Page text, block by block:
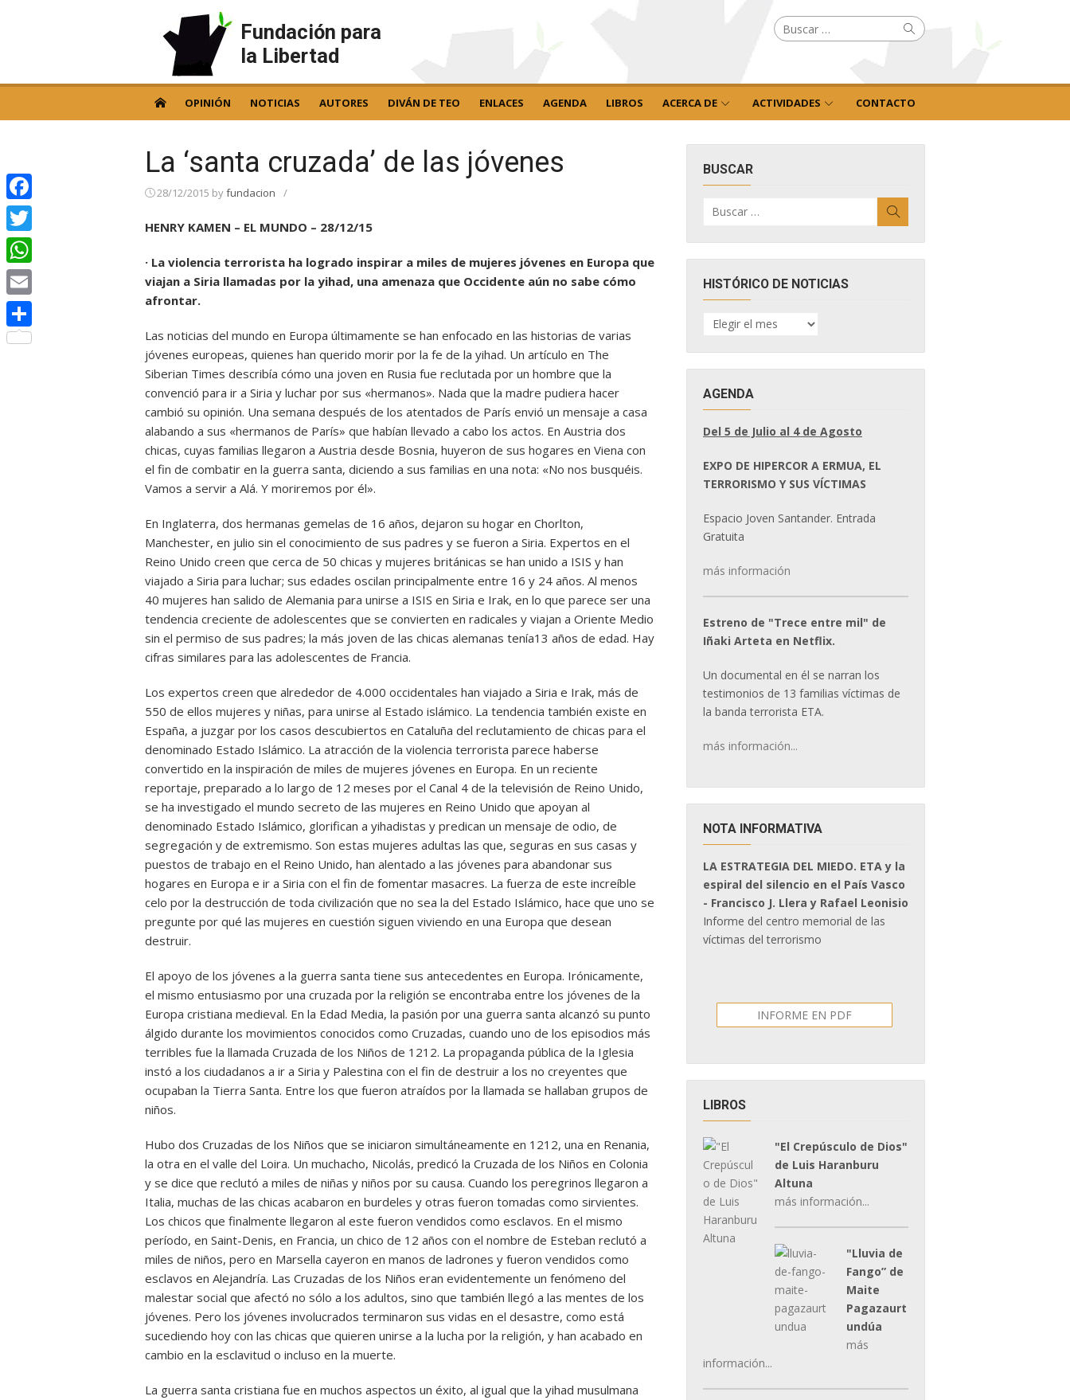
Fundación para
la Libertad
Buscar
por: Buscar
OPINIÓN NOTICIAS AUTORES DIVÁN DE TEO ENLACES AGENDA LIBROS ACERCA DE ACTIVIDADES CONTACTO
La ‘santa cruzada’ de las jóvenes
28/12/2015 byfundacion /
HENRY KAMEN – EL MUNDO – 28/12/15
· La violencia terrorista ha logrado inspirar a miles de mujeres jóvenes en Europa que
viajan a Siria llamadas por la yihad, una amenaza que Occidente aún no sabe cómo
afrontar.
Las noticias del mundo en Europa últimamente se han enfocado en las historias de varias
jóvenes europeas, quienes han querido morir por la fe de la yihad. Un artículo en The
Siberian Times describía cómo una joven en Rusia fue reclutada por un hombre que la
convenció para ir a Siria y luchar por sus «hermanos». Nada que la madre pudiera hacer
cambió su opinión. Una semana después de los atentados de París envió un mensaje a casa
alabando a sus «hermanos de París» que habían llevado a cabo los actos. En Austria dos
chicas, cuyas familias llegaron a Austria desde Bosnia, huyeron de sus hogares en Viena con
el fin de combatir en la guerra santa, diciendo a sus familias en una nota: «No nos busquéis.
Vamos a servir a Alá. Y moriremos por él».
En Inglaterra, dos hermanas gemelas de 16 años, dejaron su hogar en Chorlton,
Manchester, en julio sin el conocimiento de sus padres y se fueron a Siria. Expertos en el
Reino Unido creen que cerca de 50 chicas y mujeres británicas se han unido a ISIS y han
viajado a Siria para luchar; sus edades oscilan principalmente entre 16 y 24 años. Al menos
40 mujeres han salido de Alemania para unirse a ISIS en Siria e Irak, en lo que parece ser una
tendencia creciente de adolescentes que se convierten en radicales y viajan a Oriente Medio
sin el permiso de sus padres; la más joven de las chicas alemanas tenía13 años de edad. Hay
cifras similares para las adolescentes de Francia.
Los expertos creen que alrededor de 4.000 occidentales han viajado a Siria e Irak, más de
550 de ellos mujeres y niñas, para unirse al Estado islámico. La tendencia también existe en
España, a juzgar por los casos descubiertos en Cataluña del reclutamiento de chicas para el
denominado Estado Islámico. La atracción de la violencia terrorista parece haberse
convertido en la inspiración de miles de mujeres jóvenes en Europa. En un reciente
reportaje, preparado a lo largo de 12 meses por el Canal 4 de la televisión de Reino Unido,
se ha investigado el mundo secreto de las mujeres en Reino Unido que apoyan al
denominado Estado Islámico, glorifican a yihadistas y predican un mensaje de odio, de
segregación y de extremismo. Son estas mujeres adultas las que, seguras en sus casas y
puestos de trabajo en el Reino Unido, han alentado a las jóvenes para abandonar sus
hogares en Europa e ir a Siria con el fin de fomentar masacres. La fuerza de este increíble
celo por la destrucción de toda civilización que no sea la del Estado Islámico, hace que uno se
pregunte por qué las mujeres en cuestión siguen viviendo en una Europa que desean
destruir.
El apoyo de los jóvenes a la guerra santa tiene sus antecedentes en Europa. Irónicamente,
el mismo entusiasmo por una cruzada por la religión se encontraba entre los jóvenes de la
Europa cristiana medieval. En la Edad Media, la pasión por una guerra santa alcanzó su punto
álgido durante los movimientos conocidos como Cruzadas, cuando uno de los episodios más
terribles fue la llamada Cruzada de los Niños de 1212. La propaganda pública de la Iglesia
instó a los ciudadanos a ir a Siria y Palestina con el fin de destruir a los no creyentes que
ocupaban la Tierra Santa. Entre los que fueron atraídos por la llamada se hallaban grupos de
niños.
Hubo dos Cruzadas de los Niños que se iniciaron simultáneamente en 1212, una en Renania,
la otra en el valle del Loira. Un muchacho, Nicolás, predicó la Cruzada de los Niños en Colonia
y se dice que reclutó a miles de niñas y niños por su causa. Cuando los peregrinos llegaron a
Italia, muchas de las chicas acabaron en burdeles y otras fueron tomadas como sirvientes.
Los chicos que finalmente llegaron al este fueron vendidos como esclavos. En el mismo
período, en Saint-Denis, en Francia, un chico de 12 años con el nombre de Esteban reclutó a
miles de niños, pero en Marsella cayeron en manos de ladrones y fueron vendidos como
esclavos en Alejandría. Las Cruzadas de los Niños eran evidentemente un fenómeno del
malestar social que afectó no sólo a los adultos, sino que también llegó a las mentes de los
jóvenes. Pero los jóvenes involucrados terminaron sus vidas en el desastre, como está
sucediendo hoy con las chicas que quieren unirse a la lucha por la religión, y han acabado en
cambio en la esclavitud o incluso en la muerte.
La guerra santa cristiana fue en muchos aspectos un éxito, al igual que la yihad musulmana
BUSCAR
por:
HISTÓRICO DE NOTICIAS
HISTÓRICO
DE
AGENDA
Del 5 de Julio al 4 de Agosto
EXPO DE HIPERCOR A ERMUA, EL
TERRORISMO Y SUS VÍCTIMAS
Espacio Joven Santander. Entrada
Gratuita
más información
Estreno de "Trece entre mil" de
Iñaki Arteta en Netflix.
Un documental en él se narran los
testimonios de 13 familias víctimas de
la banda terrorista ETA.
más información...
NOTA INFORMATIVA
LA ESTRATEGIA DEL MIEDO. ETA y la
espiral del silencio en el País Vasco
- Francisco J. Llera y Rafael Leonisio
Informe del centro memorial de las
víctimas del terrorismo
INFORME EN PDF
LIBROS
"El Crepúsculo de Dios"
de Luis Haranburu
Altuna
más información...
"Lluvia de
Fango” de
Maite
Pagazaurt
undúa
más
información...
Facebook
Twitter
WhatsApp
Email
Compartir